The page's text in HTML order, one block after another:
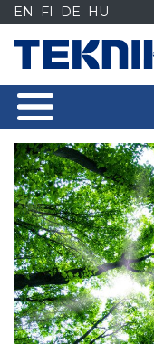
Siirry
sisältöön
EN FI DE HU